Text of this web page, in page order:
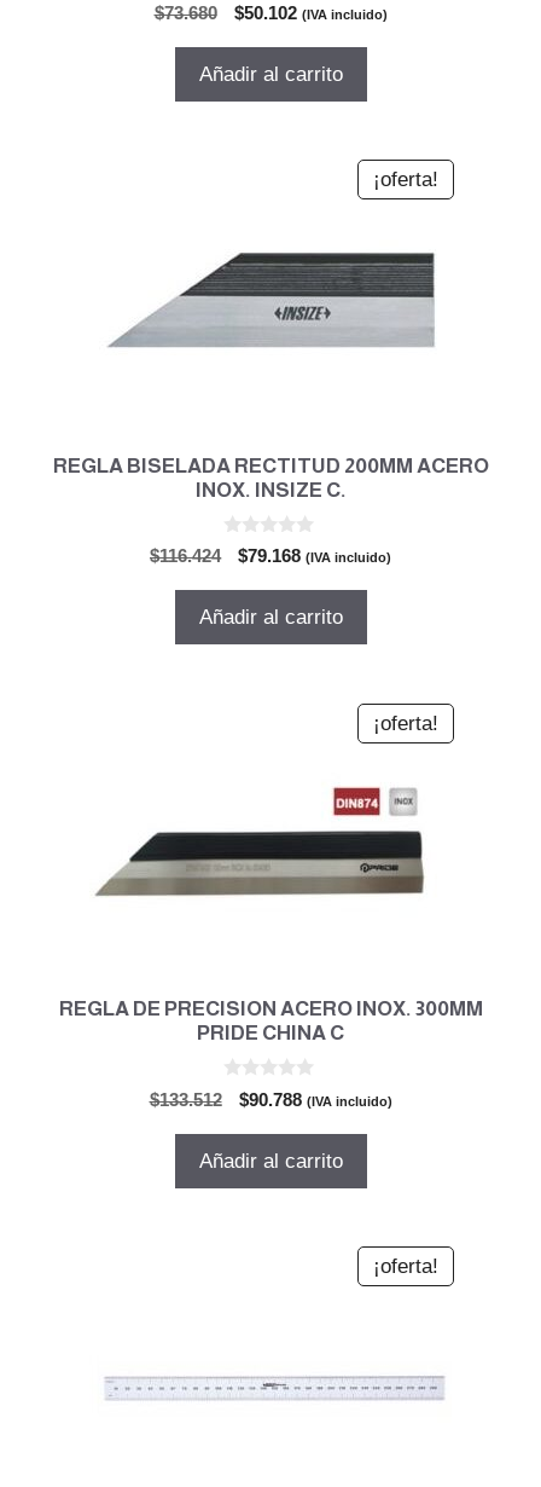
$73.680
El
original
$50.102El
actual
(IVA incluido)
Añadir al carrito
¡oferta!
REGLA BISELADA RECTITUD 200MM ACERO
INOX. INSIZE C.
$116.424
El
original
$79.168El
actual
(IVA incluido)
Añadir al carrito
¡oferta!
REGLA DE PRECISION ACERO INOX. 300MM
PRIDE CHINA C
$133.512
El
original
$90.788El
actual
(IVA incluido)
Añadir al carrito
¡oferta!